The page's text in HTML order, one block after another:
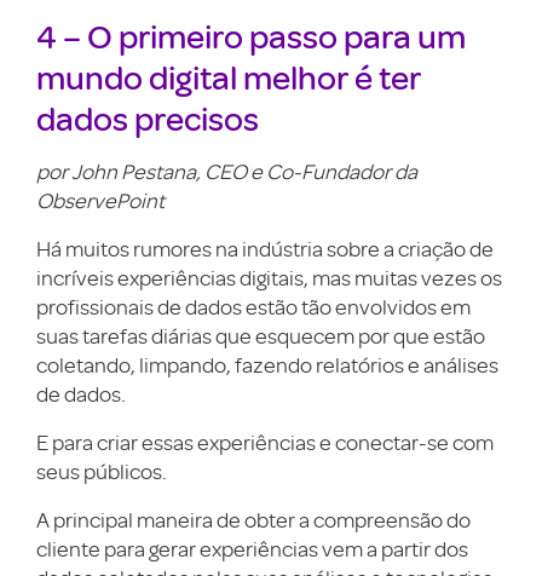
4 – O primeiro passo para um
mundo digital melhor é ter
dados precisos
por John Pestana, CEO e Co-Fundador da
ObservePoint
Há muitos rumores na indústria sobre a criação de
incríveis experiências digitais, mas muitas vezes os
profissionais de dados estão tão envolvidos em
suas tarefas diárias que esquecem por que estão
coletando, limpando, fazendo relatórios e análises
de dados.
E para criar essas experiências e conectar-se com
seus públicos.
A principal maneira de obter a compreensão do
cliente para gerar experiências vem a partir dos